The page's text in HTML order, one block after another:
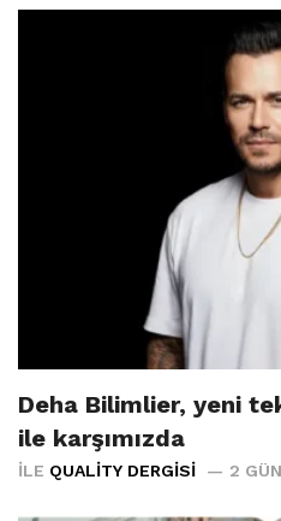
Deha Bilimlier, yeni
ile karşımızda
İLE QUALITY DERGISI 2